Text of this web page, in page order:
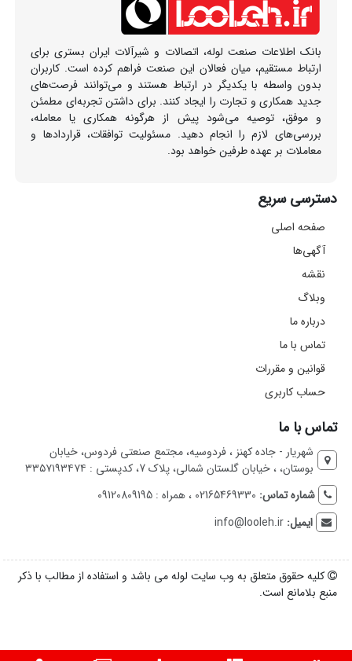
بانک اطلاعات صنعت لوله، اتصالات و شیرآلات ایران بستری برای
ارتباط مستقیم، میان فعالان این صنعت فراهم کرده است. کاربران
بدون واسطه با یکدیگر در ارتباط هستند و می‌توانند فرصت‌های
جدید همکاری و تجارت را ایجاد کنند. برای داشتن تجربه‌ای مطمئن
و موفق، توصیه می‌شود پیش از هرگونه همکاری یا معامله،
بررسی‌های لازم را انجام دهید. مسئولیت توافقات، قراردادها و
معاملات بر عهده طرفین خواهد بود.
دسترسی سریع
صفحه اصلی
آگهی‌ها
نقشه
وبلاگ
درباره ما
تماس با ما
قوانین و مقررات
حساب کاربری
تماس با ما
شهریار - جاده کهنز ، فردوسیه، مجتمع صنعتی فردوس، خیابان
بوستان، ، خیابان گلستان شمالی، پلاک 7، کدپستی : ۳۳۵۷۱۹۳۴۷۴
شماره تماس: 02165469330 ، همراه : 09120809195
ایمیل:info@looleh.ir
کلیه حقوق متعلق به وب سایت لوله می باشد و استفاده از مطالب با ذکر
منبع بلامانع است.